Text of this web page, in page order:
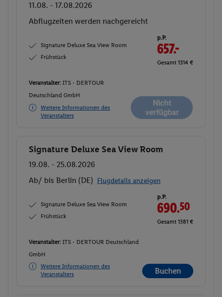
11.08. - 17.08.2026
Abflugzeiten werden nachgereicht
Signature Deluxe Sea View Room
Frühstück
p.P.
657.-
Gesamt 1314 €
Veranstalter: ITS - DERTOUR
Deutschland GmbH
Weitere Informationen des
Veranstalters
Nicht
verfügbar
Buchen
Signature Deluxe Sea View Room
19.08. - 25.08.2026
Ab/ bis Berlin (DE) Flugdetails anzeigen
Signature Deluxe Sea View Room
Frühstück
p.P.
690.50
Gesamt 1381 €
Veranstalter: ITS - DERTOUR Deutschland
GmbH
Weitere Informationen des
Veranstalters
Buchen